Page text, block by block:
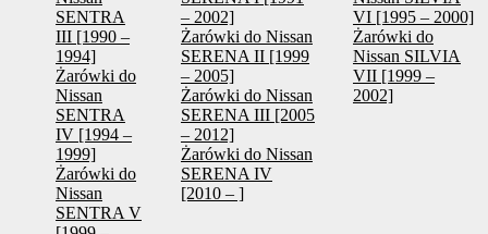
SENTRA
III [1990 –
1994]
Żarówki do
Nissan
SENTRA
IV [1994 –
1999]
Żarówki do
Nissan
SENTRA V
– 2002]
Żarówki do Nissan
SERENA II [1999
– 2005]
Żarówki do Nissan
SERENA III [2005
– 2012]
Żarówki do Nissan
SERENA IV
[2010 – ]
VI [1995 – 2000]
Żarówki do
Nissan SILVIA
VII [1999 –
2002]